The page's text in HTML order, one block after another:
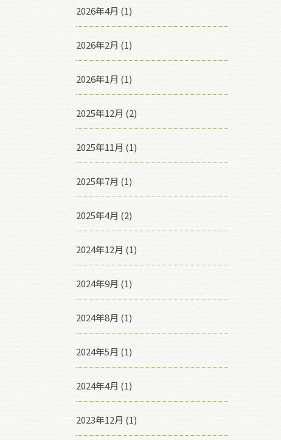
2026年4月 (1)
2026年2月 (1)
2026年1月 (1)
2025年12月 (2)
2025年11月 (1)
2025年7月 (1)
2025年4月 (2)
2024年12月 (1)
2024年9月 (1)
2024年8月 (1)
2024年5月 (1)
2024年4月 (1)
2023年12月 (1)